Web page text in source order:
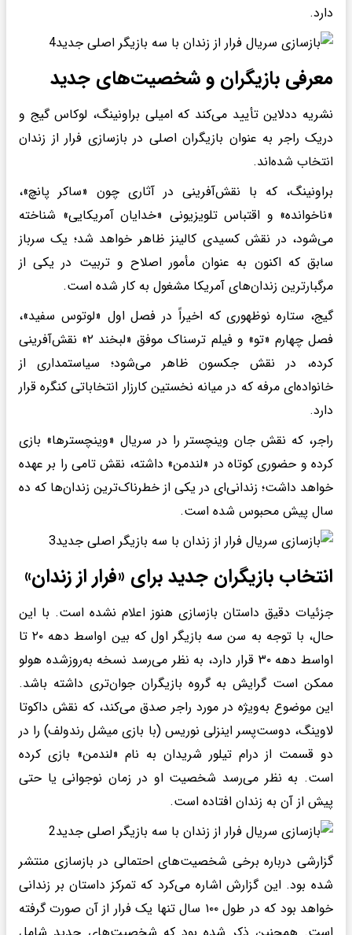
دارد.
معرفی بازیگران و شخصیت‌های جدید
نشریه ددلاین تأیید می‌کند که امیلی براونینگ، لوکاس گیج و
دریک راجر به عنوان بازیگران اصلی در بازسازی فرار از زندان
انتخاب شده‌اند.
براونینگ، که با نقش‌آفرینی در آثاری چون «ساکر پانچ»،
«ناخوانده» و اقتباس تلویزیونی «خدایان آمریکایی» شناخته
می‌شود، در نقش کسیدی کالینز ظاهر خواهد شد؛ یک سرباز
سابق که اکنون به عنوان مأمور اصلاح و تربیت در یکی از
مرگبارترین زندان‌های آمریکا مشغول به کار شده است.
گیج، ستاره نوظهوری که اخیراً در فصل اول «لوتوس سفید»،
فصل چهارم «تو» و فیلم ترسناک موفق «لبخند ۲» نقش‌آفرینی
کرده، در نقش جکسون ظاهر می‌شود؛ سیاستمداری از
خانواده‌ای مرفه که در میانه نخستین کارزار انتخاباتی کنگره قرار
دارد.
راجر، که نقش جان وینچستر را در سریال «وینچسترها» بازی
کرده و حضوری کوتاه در «لندمن» داشته، نقش تامی را بر عهده
خواهد داشت؛ زندانی‌ای در یکی از خطرناک‌ترین زندان‌ها که ده
سال پیش محبوس شده است.
انتخاب بازیگران جدید برای «فرار از زندان»
جزئیات دقیق داستان بازسازی هنوز اعلام نشده است. با این
حال، با توجه به سن سه بازیگر اول که بین اواسط دهه ۲۰ تا
اواسط دهه ۳۰ قرار دارد، به نظر می‌رسد نسخه به‌روزشده هولو
ممکن است گرایش به گروه بازیگران جوان‌تری داشته باشد.
این موضوع به‌ویژه در مورد راجر صدق می‌کند، که نقش داکوتا
لاوینگ، دوست‌پسر اینزلی نوریس (با بازی میشل رندولف) را در
دو قسمت از درام تیلور شریدان به نام «لندمن» بازی کرده
است. به نظر می‌رسد شخصیت او در زمان نوجوانی یا حتی
پیش از آن به زندان افتاده است.
گزارشی درباره برخی شخصیت‌های احتمالی در بازسازی منتشر
شده بود. این گزارش اشاره می‌کرد که تمرکز داستان بر زندانی
خواهد بود که در طول ۱۰۰ سال تنها یک فرار از آن صورت گرفته